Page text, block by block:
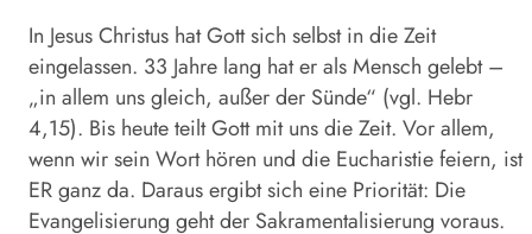
In Jesus Christus hat Gott sich selbst in die Zeit
eingelassen. 33 Jahre lang hat er als Mensch gelebt –
„in allem uns gleich, außer der Sünde“ (vgl. Hebr
4,15). Bis heute teilt Gott mit uns die Zeit. Vor allem,
wenn wir sein Wort hören und die Eucharistie feiern, ist
ER ganz da. Daraus ergibt sich eine Priorität: Die
Evangelisierung geht der Sakramentalisierung voraus.